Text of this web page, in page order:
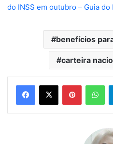
do INSS em outubro – Guia
benefícios
carteira
Pinterest